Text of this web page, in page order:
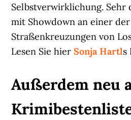
Selbstverwirklichung. Sehr
mit Showdown an einer
Straßenkreuzungen von
Lesen Sie hierSonja Hartls
Außerdem neu